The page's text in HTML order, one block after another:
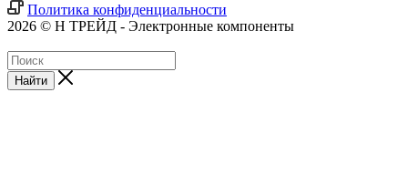
Политика конфиденциальности
2026 © Н ТРЕЙД - Электронные компоненты
Найти